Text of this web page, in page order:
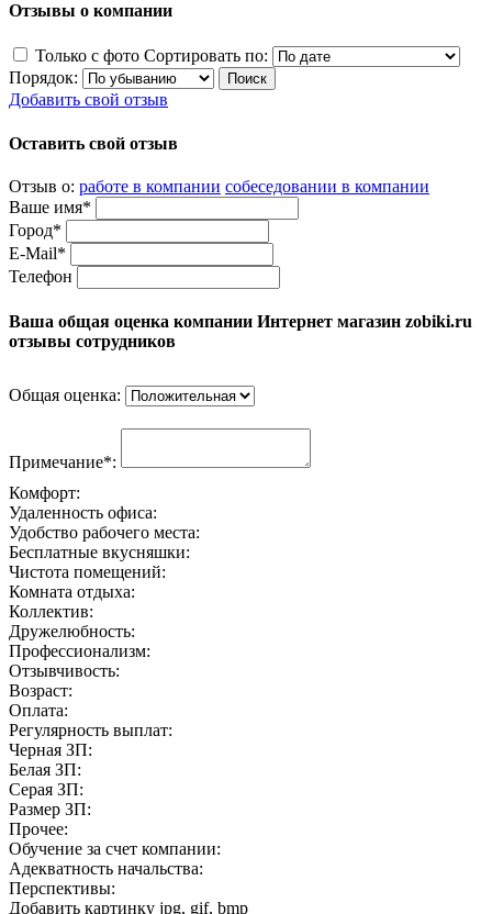
Отзывы о компании
Только с фото Сортировать по:
Порядок:
Добавить свой отзыв
Оставить свой отзыв
Отзыв о: работе в компании собеседовании в компании
Ваше имя*
Город*
E-Mail*
Телефон
Ваша общая оценка компании Интернет магазин zobiki.ru
отзывы сотрудников
Общая оценка:
Примечание*:
Комфорт:
Удаленность офиса:
Удобство рабочего места:
Бесплатные вкусняшки:
Чистота помещений:
Комната отдыха:
Коллектив:
Дружелюбность:
Профессионализм:
Отзывчивость:
Возраст:
Оплата:
Регулярность выплат:
Черная ЗП:
Белая ЗП:
Серая ЗП:
Размер ЗП:
Прочее:
Обучение за счет компании:
Адекватность начальства:
Перспективы:
Добавить картинку jpg, gif, bmp